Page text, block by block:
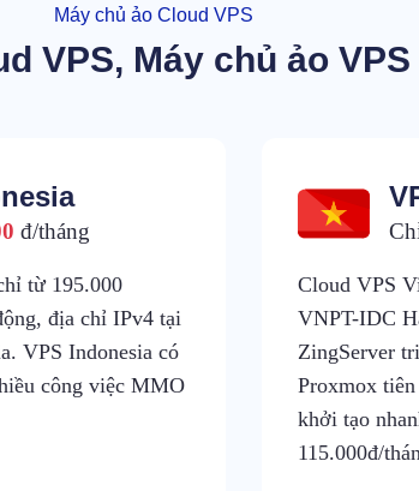
Máy chủ ảo Cloud VPS
VPS, Máy chủ ảo
Cloud VPS
VNPT-IDC
ZingServer
Proxmox
khởi tạo
115.000đ/
đ/tháng
từ 195.000
địa chỉ IPv4 tại
VPS Indonesia có
công việc MMO